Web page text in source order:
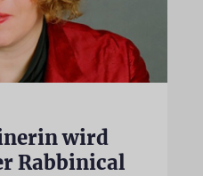
wird
Rabbinical